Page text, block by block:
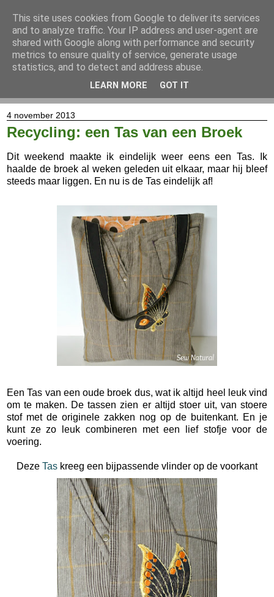
4 november 2013
Recycling: een Tas van een Broek
Dit weekend maakte ik eindelijk weer eens een Tas. Ik
haalde de broek al weken geleden uit elkaar, maar hij bleef
steeds maar liggen. En nu is de Tas eindelijk af!
Een Tas van een oude broek dus, wat ik altijd heel leuk vind
om te maken. De tassen zien er altijd stoer uit, van stoere
stof met de originele zakken nog op de buitenkant. En je
kunt ze zo leuk combineren met een lief stofje voor de
voering.
Deze Tas kreeg een bijpassende vlinder op de voorkant
This site uses cookies from Google to deliver its services
and to analyze traffic. Your IP address and user-agent are
shared with Google along with performance and security
metrics to ensure quality of service, generate usage
statistics, and to detect and address abuse.
LEARN MORE GOT IT